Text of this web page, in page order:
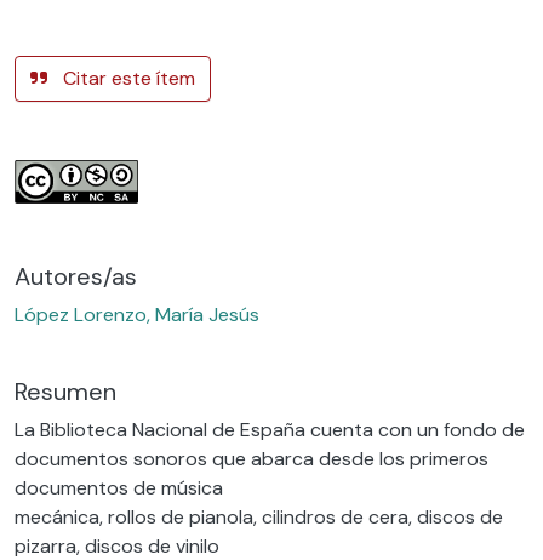
Citar este ítem
Autores/as
López Lorenzo, María Jesús
Resumen
La Biblioteca Nacional de España cuenta con un fondo de
documentos sonoros que abarca desde los primeros
documentos de música
mecánica, rollos de pianola, cilindros de cera, discos de
pizarra, discos de vinilo